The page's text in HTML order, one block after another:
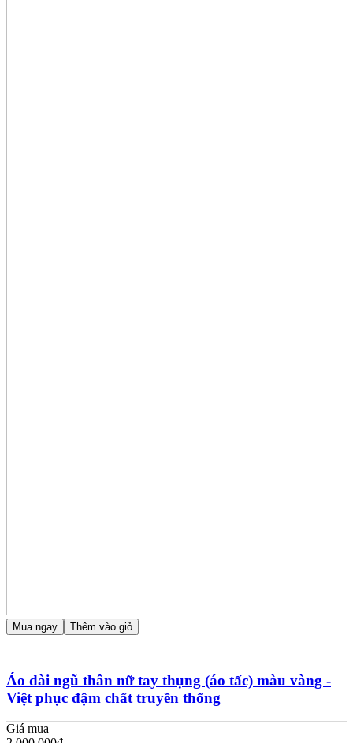
Mua ngay Thêm vào giỏ
Áo dài ngũ thân nữ tay thụng (áo tấc) màu vàng -
Việt phục đậm chất truyền thống
Giá mua